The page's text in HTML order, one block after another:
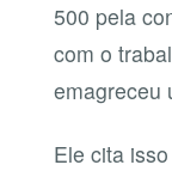
500 pela
com o
emagreceu
Ele cita